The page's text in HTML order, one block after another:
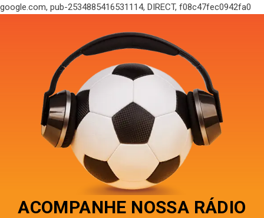
google.com, pub-2534885416531114, DIRECT, f08c47fec0942fa0
ACOMPANHE NOSSA RÁDIO